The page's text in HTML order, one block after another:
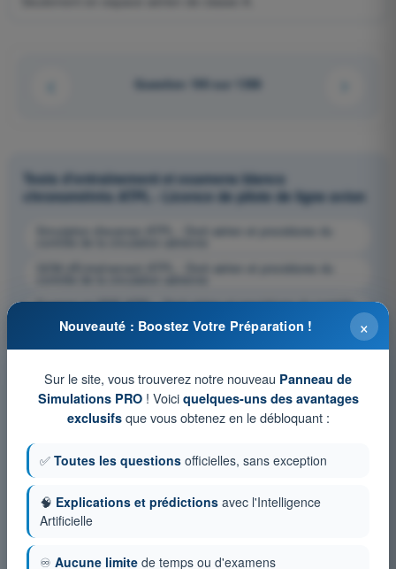
Question 190 sur 1358
Tests d'entraînement et examens blancs
chronométrés ATPL - Licence de pilote de ligne avion
Simulation d'examen ATPL - Droit aérien et procédures du
QCM d'Entraînement ATPL - Droit aérien et procédures du
Examen en PDF ATPL - Droit aérien et procédures du contrôle
×
Nouveauté : Boostez Votre Préparation !
Sur le site, vous trouverez notre nouveau Panneau de
Simulations PRO! Voici quelques-uns des avantages
exclusifsque vous obtenez en le débloquant :
✅ Toutes les questions officielles, sans exception
🧠 Explications et prédictions avec l'Intelligence
Artificielle
♾️ Aucune limite de temps ou d'examens